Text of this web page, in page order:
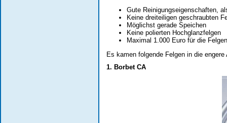
Gute Reinigungseigenschaften,
Keine dreiteiligen geschraubten
Möglichst gerade Speichen
Keine polierten Hochglanzfelgen
Maximal 1.000 Euro für die
Es kamen folgende Felgen in die engere
1. Borbet CA